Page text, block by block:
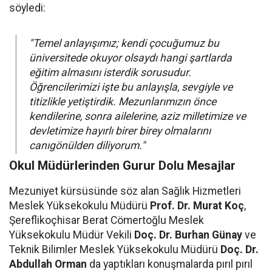
söyledi:
"Temel anlayışımız; kendi çocuğumuz bu
üniversitede okuyor olsaydı hangi şartlarda
eğitim almasını isterdik sorusudur.
Öğrencilerimizi işte bu anlayışla, sevgiyle ve
titizlikle yetiştirdik. Mezunlarımızın önce
kendilerine, sonra ailelerine, aziz milletimize ve
devletimize hayırlı birer birey olmalarını
canıgönülden diliyorum."
Okul Müdürlerinden Gurur Dolu Mesajlar
Mezuniyet kürsüsünde söz alan Sağlık Hizmetleri
Meslek Yüksekokulu Müdürü Prof. Dr. Murat Koç,
Şereflikoçhisar Berat Cömertoğlu Meslek
Yüksekokulu Müdür Vekili Doç. Dr. Burhan Günay ve
Teknik Bilimler Meslek Yüksekokulu Müdürü Doç. Dr.
Abdullah Orman da yaptıkları konuşmalarda pırıl pırıl